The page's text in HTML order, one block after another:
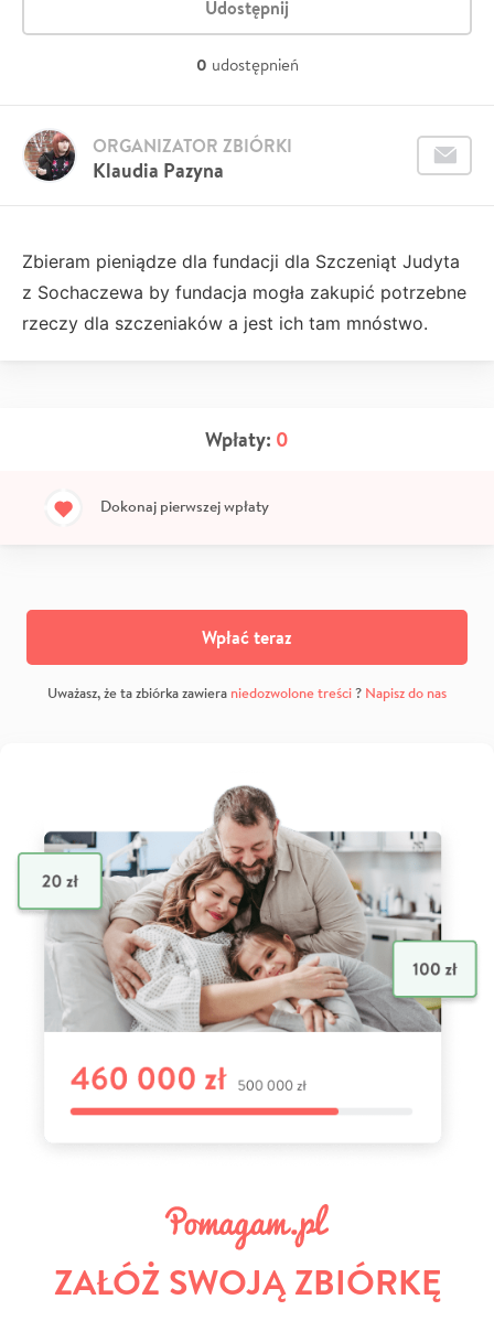
Udostępnij
0 udostępnień
Klaudia Pazyna
ORGANIZATOR ZBIÓRKI
Zbieram pieniądze dla fundacji dla Szczeniąt Judyta
z Sochaczewa by fundacja mogła zakupić potrzebne
rzeczy dla szczeniaków a jest ich tam mnóstwo.
Wpłaty: 0
Dokonaj pierwszej wpłaty
Wpłać teraz
Uważasz, że ta zbiórka zawiera niedozwolone treści? Napisz do nas
ZAŁÓŻ SWOJĄ ZBIÓRKĘ